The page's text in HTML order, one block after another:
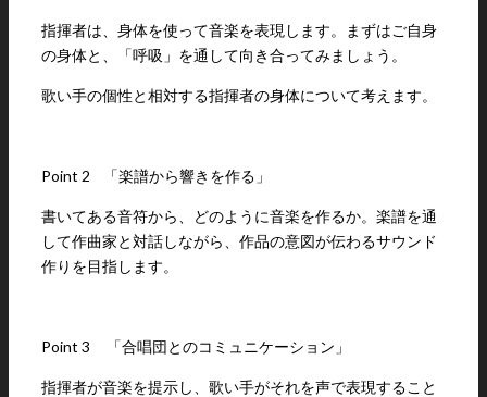
指揮者は、身体を使って音楽を表現します。まずはご自身
の身体と、「呼吸」を通して向き合ってみましょう。
歌い手の個性と相対する指揮者の身体について考えます。
Point 2 「楽譜から響きを作る」
書いてある音符から、どのように音楽を作るか。楽譜を通
して作曲家と対話しながら、作品の意図が伝わるサウンド
作りを目指します。
Point 3 「合唱団とのコミュニケーション」
指揮者が音楽を提示し、歌い手がそれを声で表現すること